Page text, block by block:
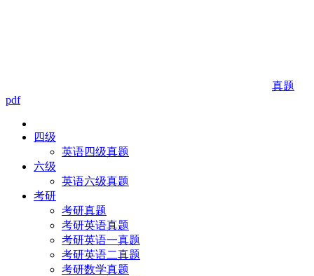
真题
pdf
四级
英语四级真题
六级
英语六级真题
考研
考研真题
考研英语真题
考研英语一真题
考研英语二真题
考研数学真题